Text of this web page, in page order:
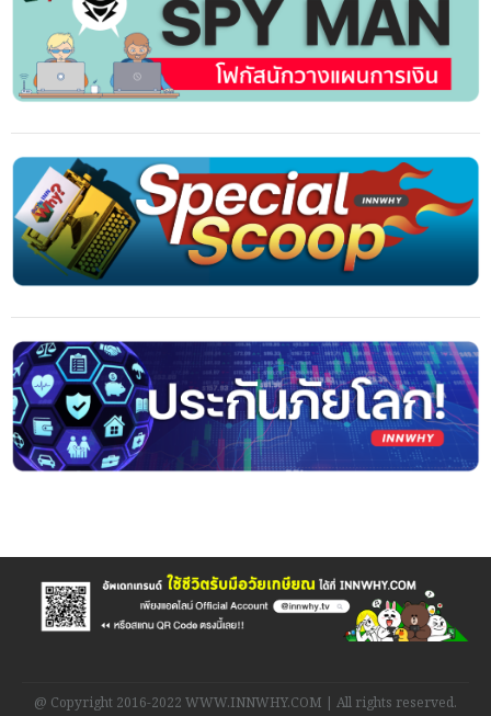
@ Copyright 2016-2022 WWW.INNWHY.COM | All rights reserved.